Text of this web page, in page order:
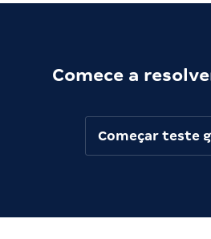
Comece a
Começar teste